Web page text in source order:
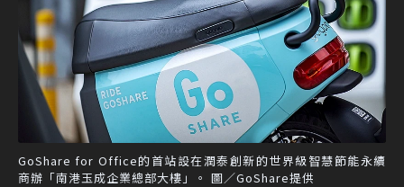
GoShare for Office的首站設在潤泰創新的世界級智慧節能永續
商辦「南港玉成企業總部大樓」。 圖／GoShare提供